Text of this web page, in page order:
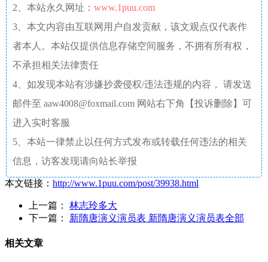
2、本站永久网址： www.1puu.com
3、本文内容由互联网用户自发贡献，该文观点仅代表作
者本人。本站仅提供信息存储空间服务，不拥有所有权，
不承担相关法律责任
4、如发现本站有涉嫌抄袭侵权/违法违规的内容， 请发送
邮件至 aaw4008@foxmail.com 网站右下角【投诉删除】可
进入实时客服
5、本站一律禁止以任何方式发布或转载任何违法的相关
信息，访客发现请向站长举报
本文链接： http://www.1puu.com/post/39938.html
上一篇： 林志玲多大
下一篇： 新隋唐演义演员表 新隋唐演义演员表全部
相关文章